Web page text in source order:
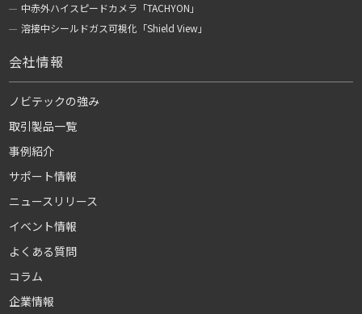
中赤外ハイスピードカメラ「TACHYON」
溶接中シールドガス可視化「Shield View」
会社情報
ノビテックの強み
取引製品一覧
事例紹介
サポート情報
ニュースリリース
イベント情報
よくある質問
コラム
企業情報